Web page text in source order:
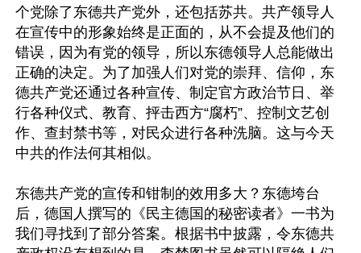
个党除了东德共产党外，还包括苏共。共产领导人
在宣传中的形象始终是正面的，从不会提及他们的
错误，因为有党的领导，所以东德领导人总能做出
正确的决定。为了加强人们对党的崇拜、信仰，东
德共产党还通过各种宣传、制定官方政治节日、举
行各种仪式、教育、抨击西方“腐朽”、控制文艺创
作、查封禁书等，对民众进行各种洗脑。这与今天
中共的作法何其相似。
东德共产党的宣传和钳制的效用多大？东德垮台
后，德国人撰写的《民主德国的秘密读者》一书为
我们寻找到了部分答案。根据书中披露，令东德共